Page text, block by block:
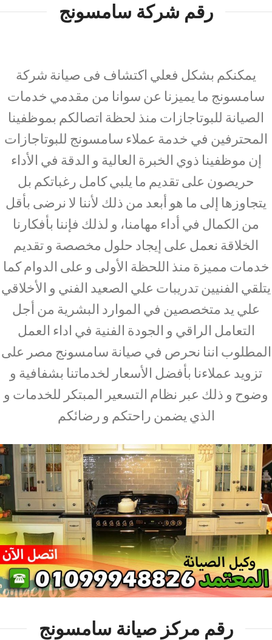
رقم شركة سامسونج
يمكنكم بشكل فعلي اكتشاف فى صيانة شركة
سامسونج ما يميزنا عن سوانا من مقدمي خدمات
الصيانة للبوتاجازات منذ لحظة اتصالكم بموظفينا
المحترفين في خدمة عملاء سامسونج للبوتاجازات
إن موظفينا ذوي الخبرة العالية و الدقة في الأداء
حريصون على تقديم ما يلبي كامل رغباتكم بل
يتجاوزها إلى ما هو أبعد من ذلك لأننا لا نرضى بأقل
من الكمال في أداء مهامنا، و لذلك فإننا بأفكارنا
الخلاقة نعمل على إيجاد حلول مخصصة و تقديم
خدمات مميزة منذ اللحظة الأولى و على الدوام كما
يتلقي الفنيين تدريبات علي الصعيد الفني و الأخلاقي
علي يد متخصصين في الموارد البشرية من أجل
التعامل الراقي و الجودة الفنية في اداء العمل
المطلوب اننا نحرص في صيانة سامسونج مصر على
تزويد عملاءنا بأفضل الأسعار لخدماتنا بشفافية و
وضوح و ذلك عبر نظام التسعير المبتكر للخدمات و
الذي يضمن راحتكم و رضائكم
رقم مركز صيانة سامسونج